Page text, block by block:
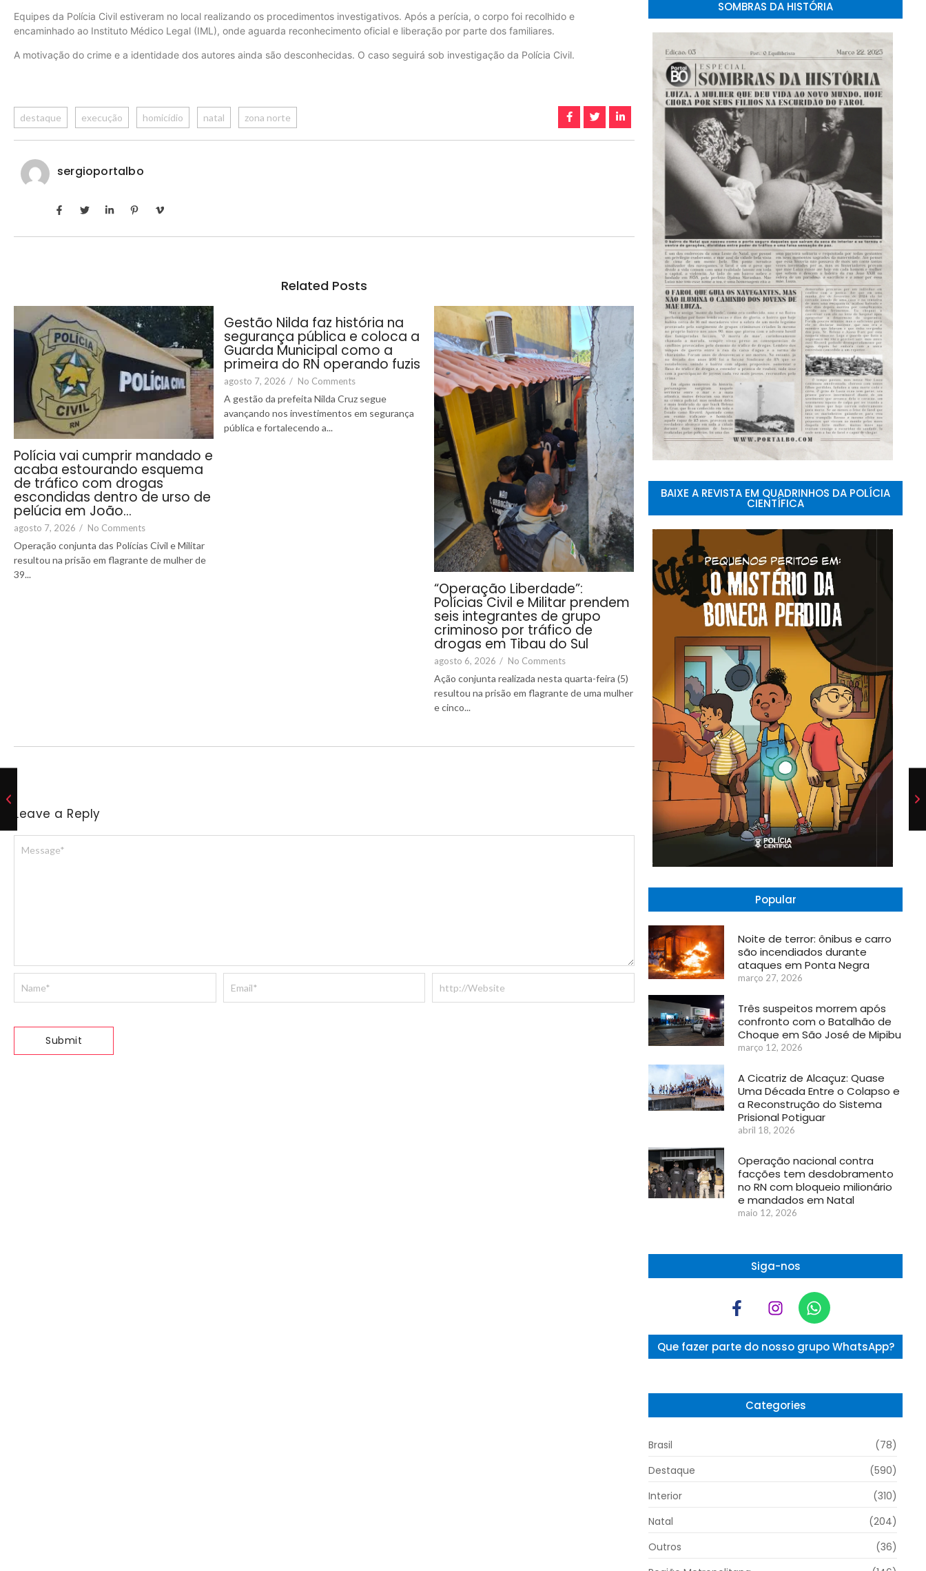
Equipes da Polícia Civil estiveram no local realizando os procedimentos investigativos. Após a perícia, o corpo foi recolhido e
encaminhado ao Instituto Médico Legal (IML), onde aguarda reconhecimento oficial e liberação por parte dos familiares.
A motivação do crime e a identidade dos autores ainda são desconhecidas. O caso seguirá sob investigação da Polícia Civil.
destaque execução homicídio natal zona norte
sergioportalbo
Related Posts
Polícia vai cumprir mandado e
acaba estourando esquema
de tráfico com drogas
escondidas dentro de urso de
pelúcia em João…
agosto 7, 2026 / No Comments
Operação conjunta das Polícias Civil e Militar
resultou na prisão em flagrante de mulher de
39...
Gestão Nilda faz história na
segurança pública e coloca a
Guarda Municipal como a
primeira do RN operando fuzis
agosto 7, 2026 / No Comments
A gestão da prefeita Nilda Cruz segue
avançando nos investimentos em segurança
pública e fortalecendo a...
“Operação Liberdade”:
Polícias Civil e Militar prendem
seis integrantes de grupo
criminoso por tráfico de
drogas em Tibau do Sul
agosto 6, 2026 / No Comments
Ação conjunta realizada nesta quarta-feira (5)
resultou na prisão em flagrante de uma mulher
e cinco...
Leave a Reply
SOMBRAS DA HISTÓRIA
BAIXE A REVISTA EM QUADRINHOS DA POLÍCIA
CIENTÍFICA
Popular
Noite de terror: ônibus e carro
são incendiados durante
ataques em Ponta Negra
março 27, 2026
Três suspeitos morrem após
confronto com o Batalhão de
Choque em São José de Mipibu
março 12, 2026
A Cicatriz de Alcaçuz: Quase
Uma Década Entre o Colapso e
a Reconstrução do Sistema
Prisional Potiguar
abril 18, 2026
Operação nacional contra
facções tem desdobramento
no RN com bloqueio milionário
e mandados em Natal
maio 12, 2026
Siga-nos
Que fazer parte do nosso grupo WhatsApp?
Categories
Brasil
(78)
Destaque
(590)
Interior
(310)
Natal
(204)
Outros
(36)